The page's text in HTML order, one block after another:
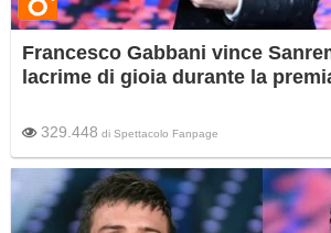
Francesco Gabbani vince
lacrime di gioia durante la
329.448 di Spettacolo Fanpage